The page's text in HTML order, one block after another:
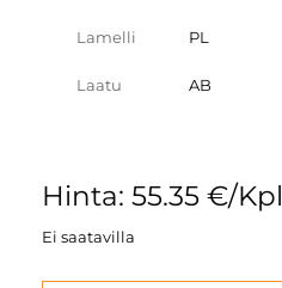
Lamelli PL
Laatu AB
Hinta: 55.35 €/Kpl
Ei saatavilla